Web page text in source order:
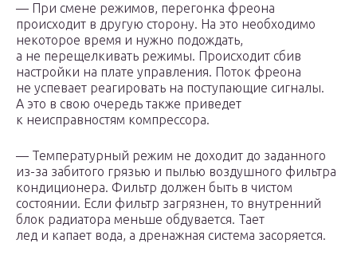
— При смене режимов, перегонка фреона
происходит в другую сторону. На это необходимо
некоторое время и нужно подождать,
а не перещелкивать режимы. Происходит сбив
настройки на плате управления. Поток фреона
не успевает реагировать на поступающие сигналы.
А это в свою очередь также приведет
к неисправностям компрессора.
— Температурный режим не доходит до заданного
из-за забитого грязью и пылью воздушного фильтра
кондиционера. Фильтр должен быть в чистом
состоянии. Если фильтр загрязнен, то внутренний
блок радиатора меньше обдувается. Тает
лед и капает вода, а дренажная система засоряется.